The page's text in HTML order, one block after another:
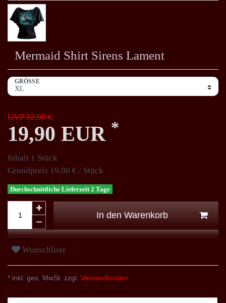
Mermaid Shirt Sirens Lament
GRÖSSE
UVP 32,90 €
19,90 EUR *
Inhalt 1 Stück
Grundpreis 19,90 € / Stück
Durchschnittliche Lieferzeit 2 Tage
In den Warenkorb
Wunschliste
* inkl. ges. MwSt. zzgl. Versandkosten